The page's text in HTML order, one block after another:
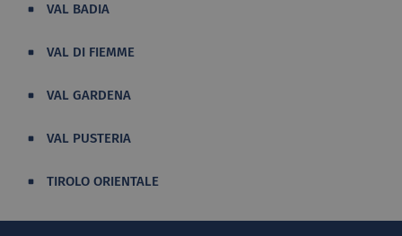
VAL BADIA
VAL DI FIEMME
VAL GARDENA
VAL PUSTERIA
TIROLO ORIENTALE